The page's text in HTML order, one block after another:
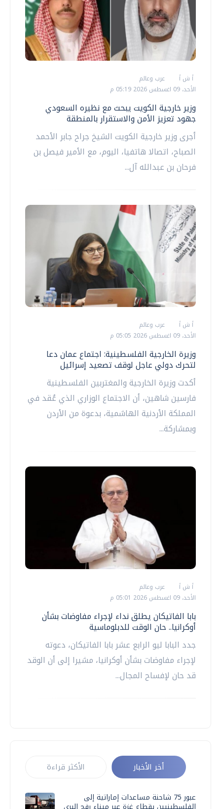
أ ش أ
عرب وعالم
الأحد، 09 اغسطس 2026 05:19 م
وزير خارجية الكويت يبحث مع نظيره السعودي
جهود تعزيز الأمن والاستقرار بالمنطقة
أجرى وزير خارجية الكويت الشيخ جراح جابر الأحمد
الصباح، اتصالا هاتفيا، اليوم، مع الأمير فيصل بن
فرحان بن عبدالله آل...
أ ش أ
عرب وعالم
الأحد، 09 اغسطس 2026 05:05 م
وزيرة الخارجية الفلسطينية: اجتماع عمان دعا
لتحرك دولي عاجل لوقف تصعيد إسرائيل
أكدت وزيرة الخارجية والمغتربين الفلسطينية
فارسين شاهين، أن الاجتماع الوزاري الذي عُقد في
المملكة الأردنية الهاشمية، بدعوة من الأردن
وبمشاركة...
أ ش أ
عرب وعالم
الأحد، 09 اغسطس 2026 05:01 م
بابا الفاتيكان يطلق نداء لإجراء مفاوضات بشأن
أوكرانيا.. حان الوقت للدبلوماسية
جدد البابا ليو الرابع عشر بابا الفاتيكان، دعوته
لإجراء مفاوضات بشأن أوكرانيا، مشيرا إلى أن الوقد
قد حان لإفساح المجال...
أخر الأخبار الأكثر قراءة
عبور 75 شاحنة مساعدات إماراتية إلى